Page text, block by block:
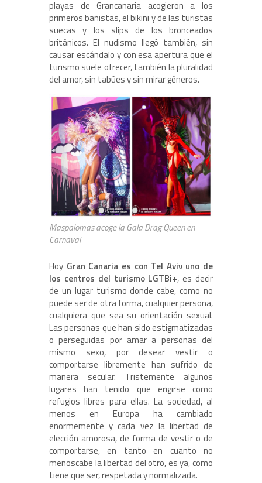
playas de Grancanaria acogieron a los
primeros bañistas, el bikini y de las turistas
suecas y los slips de los bronceados
británicos. El nudismo llegó también, sin
causar escándalo y con esa apertura que el
turismo suele ofrecer, también la pluralidad
del amor, sin tabúes y sin mirar géneros.
Maspalomas acoge la Gala Drag Queen en
Carnaval
Hoy Gran Canaria es con Tel Aviv uno de
los centros del turismo LGTBi+, es decir
de un lugar turismo donde cabe, como no
puede ser de otra forma, cualquier persona,
cualquiera que sea su orientación sexual.
Las personas que han sido estigmatizadas
o perseguidas por amar a personas del
mismo sexo, por desear vestir o
comportarse libremente han sufrido de
manera secular. Tristemente algunos
lugares han tenido que erigirse como
refugios libres para ellas. La sociedad, al
menos en Europa ha cambiado
enormemente y cada vez la libertad de
elección amorosa, de forma de vestir o de
comportarse, en tanto en cuanto no
menoscabe la libertad del otro, es ya, como
tiene que ser, respetada y normalizada.